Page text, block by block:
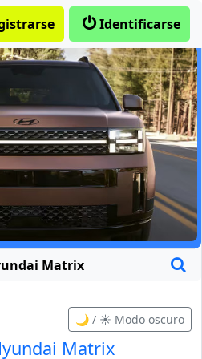
Identificarse
Matrix
🌙 / ☀️ Modo oscuro
Matrix